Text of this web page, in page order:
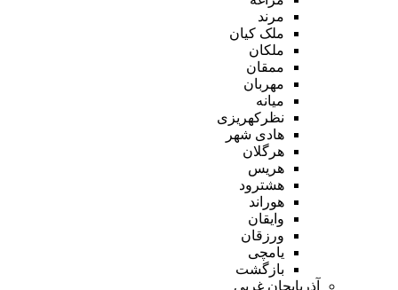
مرند
ملک کیان
ملکان
ممقان
مهربان
میانه
نظرکهریزی
هادی شهر
هرگلان
هریس
هشترود
هوراند
وایقان
ورزقان
یامچی
بازگشت
آذربایجان غربی